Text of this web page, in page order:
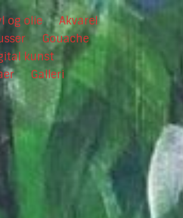
og olie
Akvarel
Gouache
kunst
Galleri